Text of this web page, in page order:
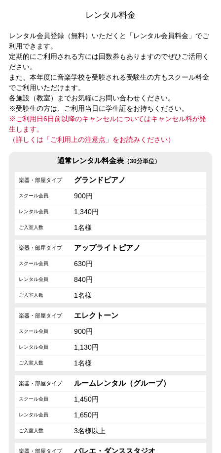
レンタル料金
レンタル会員登録（無料）いただくと「レンタル会員料金」でご
利用できます。
定期的にご利用される方には回数券もありますのでぜひご活用く
ださい。
また、本年度に音楽学校を受験される受験生の方もスクール料金
でご利用いただけます。
各施設（教室）までお気軽にお問い合わせください。
※受験生の方は、ご利用当日に学生証をお持ちください。
※ご利用日6日前以降のキャンセルについてはキャンセル料が発
生します。
（詳しくは「ご利用上の注意点」をお読みください）
通常レンタル料金表（30分単位）
グランドピアノ
900円
1,340円
1名様
アップライトピアノ
630円
840円
1名様
エレクトーン
900円
1,130円
1名様
ルームレンタル（グループ）
1,450円
1,650円
3名様以上
バレエ・ダンススタジオ